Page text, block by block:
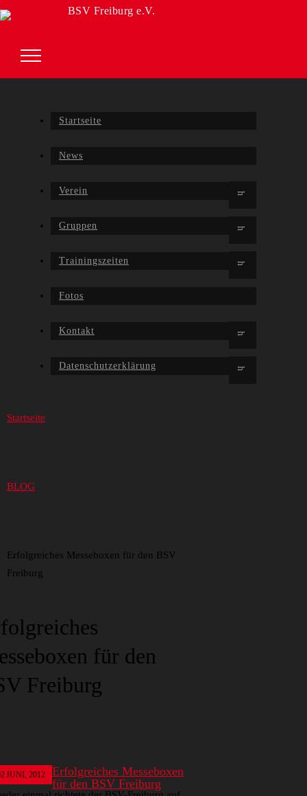
BSV Freiburg e.V.
Startseite
News
Verein
Gruppen
Trainingszeiten
Fotos
Kontakt
Datenschutzerklärung
Startseite
BLOG
Erfolgreiches Messeboxen für den BSV
Freiburg
für den
Freiburg
JUNI, 2012
Erfolgreiches Messeboxen
für den BSV Freiburg